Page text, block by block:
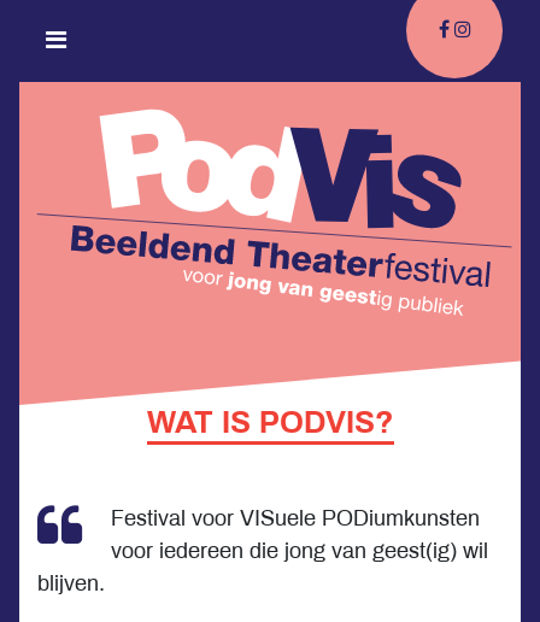
WAT IS PODVIS?
Festival voor VISuele PODiumkunsten
voor iedereen die jong van geest(ig) wil
blijven.